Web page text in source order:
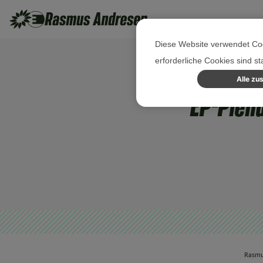
EP-
Diese Website verwendet
erforderliche Cookies sind
Alle